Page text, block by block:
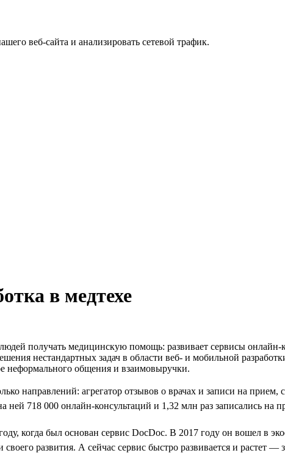
веб-сайта и анализировать сетевой трафик.
в медтехе
получать медицинскую помощь: развивает сервисы онлайн-
нестандартных задач в области веб- и мобильной
неформального общения и взаимовыручки.
направлений: агрегатор отзывов о врачах и записи на
718 000 онлайн-консультаций и 1,32 млн раз записались на
когда был основан сервис DocDoc. В 2017 году он вошел в
развития. А сейчас сервис быстро развивается и растет —